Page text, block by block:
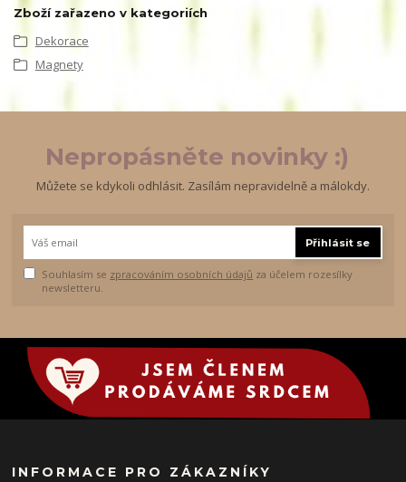
Zboží zařazeno v kategoriích
Dekorace
Magnety
Nepropásněte novinky :)
Můžete se kdykoli odhlásit. Zasílám nepravidelně a málokdy.
Přihlásit se
Souhlasím se zpracováním osobních údajů za účelem rozesílky
newsletteru.
INFORMACE PRO ZÁKAZNÍKY